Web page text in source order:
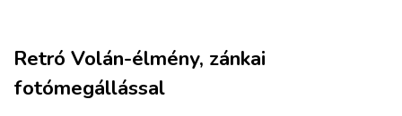
Retró Volán-élmény, zánkai
fotómegállással